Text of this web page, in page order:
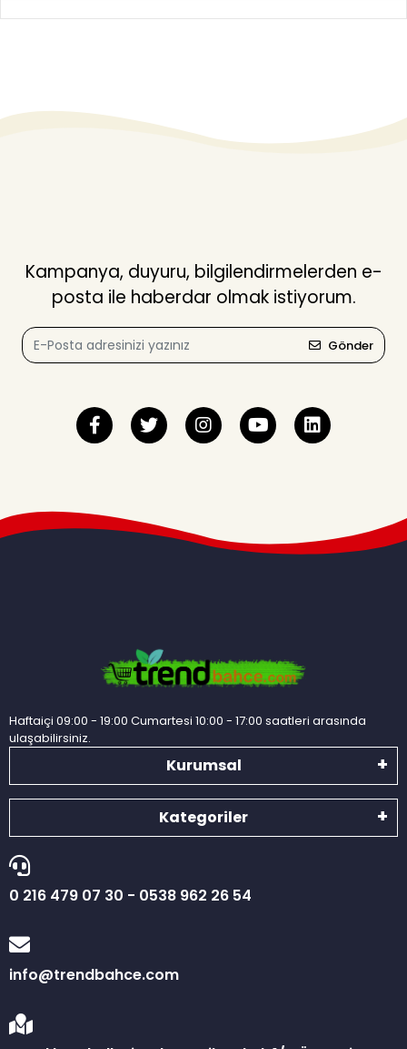
Kampanya, duyuru, bilgilendirmelerden e-
posta ile haberdar olmak istiyorum.
Gönder
Haftaiçi 09:00 - 19:00 Cumartesi 10:00 - 17:00 saatleri arasında
ulaşabilirsiniz.
Kurumsal
Kategoriler
0 216 479 07 30 - 0538 962 26 54
info@trendbahce.com